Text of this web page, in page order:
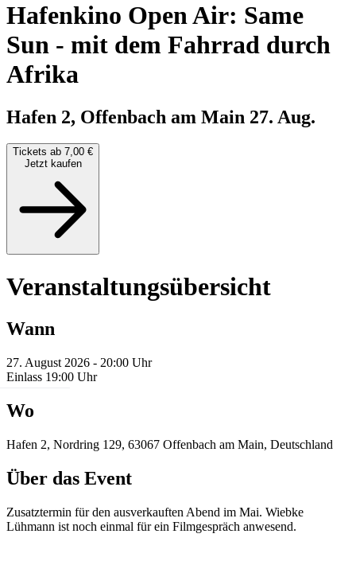
Hafenkino Open Air: Same
Sun - mit dem Fahrrad durch
Afrika
Hafen 2, Offenbach am Main 27. Aug.
Tickets ab 7,00 €
Jetzt kaufen
Veranstaltungsübersicht
Wann
27. August 2026 - 20:00 Uhr
Einlass 19:00 Uhr
Wo
Hafen 2, Nordring 129, 63067 Offenbach am Main, Deutschland
Über das Event
Zusatztermin für den ausverkauften Abend im Mai. Wiebke
Lühmann ist noch einmal für ein Filmgespräch anwesend.